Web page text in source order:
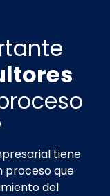
tiene
proceso que
del